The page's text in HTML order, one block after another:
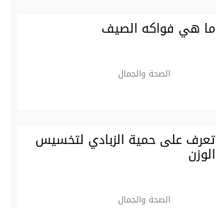
ما هي فواكه الصيف
الصحة والجمال
تعرف على حمية الزبادي لتخسيس
الوزن
الصحة والجمال